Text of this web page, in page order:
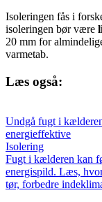
Isoleringen fås i
isoleringen bør være
20 mm for
varmetab.
Læs også:
Undgå fugt i
energieffektive
Isolering
Fugt i kælderen kan
energispild. Læs,
tør, forbedre